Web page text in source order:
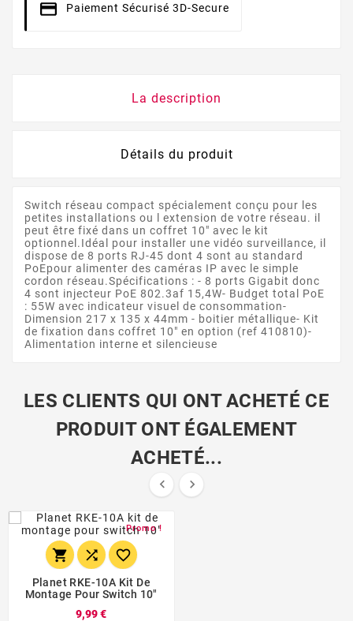
Paiement Sécurisé 3D-Secure
La description
Détails du produit
Switch réseau compact spécialement conçu pour les
petites installations ou l extension de votre réseau. il
peut être fixé dans un coffret 10" avec le kit
optionnel.Idéal pour installer une vidéo surveillance, il
dispose de 8 ports RJ-45 dont 4 sont au standard
PoEpour alimenter des caméras IP avec le simple
cordon réseau.Spécifications : - 8 ports Gigabit donc
4 sont injecteur PoE 802.3af 15,4W- Budget total PoE
: 55W avec indicateur visuel de consommation-
Dimension 217 x 135 x 44mm - boitier métallique- Kit
de fixation dans coffret 10" en option (ref 410810)-
Alimentation interne et silencieuse
LES CLIENTS QUI ONT ACHETÉ CE
PRODUIT ONT ÉGALEMENT
ACHETÉ...
 
Promo !
  
Planet RKE-10A Kit De
Montage Pour Switch 10"
9,99 €